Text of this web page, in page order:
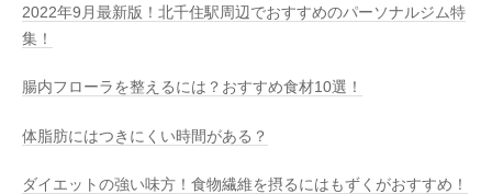
2022年9月最新版！北千住駅周辺でおすすめのパーソナルジム特
集！
腸内フローラを整えるには？おすすめ食材10選！
体脂肪にはつきにくい時間がある？
ダイエットの強い味方！食物繊維を摂るにはもずくがおすすめ！